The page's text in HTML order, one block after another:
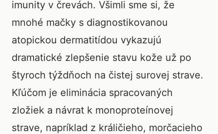
imunity v črevách. Všimli sme si, že
mnohé mačky s diagnostikovanou
atopickou dermatitídou vykazujú
dramatické zlepšenie stavu kože už po
štyroch týždňoch na čistej surovej strave.
Kľúčom je eliminácia spracovaných
zložiek a návrat k monoproteínovej
strave, napríklad z králičieho, morčacieho